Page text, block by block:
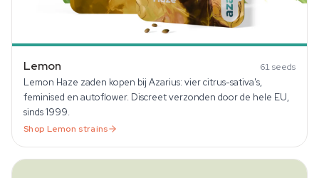
Lemon 61seeds
Lemon Haze zaden kopen bij Azarius: vier citrus-sativa's,
feminised en autoflower. Discreet verzonden door de hele EU,
sinds 1999.
Shop Lemon strains